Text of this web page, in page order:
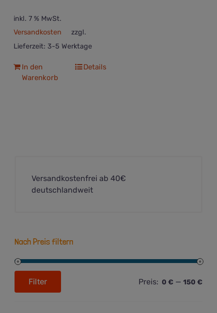
inkl. 7 % MwSt.
zzgl.
Versandkosten
Lieferzeit: 3-5 Werktage
In den
Warenkorb
Details
Versandkostenfrei ab 40€
deutschlandweit
Nach Preis filtern
Max.
Filter Preis: 0 € — 150 €